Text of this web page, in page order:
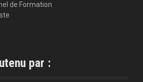
de Formation
par :